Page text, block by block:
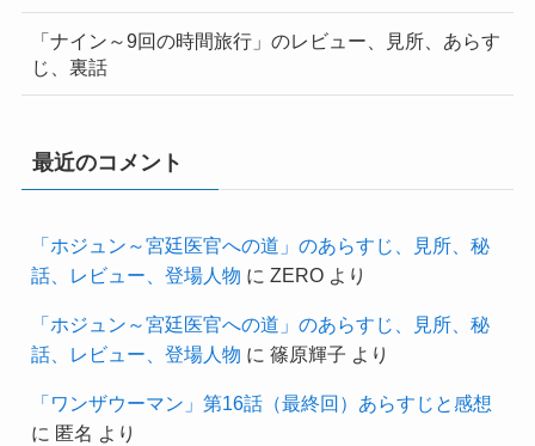
「ナイン～9回の時間旅行」のレビュー、見所、あらす
じ、裏話
最近のコメント
「ホジュン～宮廷医官への道」のあらすじ、見所、秘
話、レビュー、登場人物 に ZEROより
「ホジュン～宮廷医官への道」のあらすじ、見所、秘
話、レビュー、登場人物 に 篠原輝子 より
「ワンザウーマン」第16話（最終回）あらすじと感想
に 匿名 より